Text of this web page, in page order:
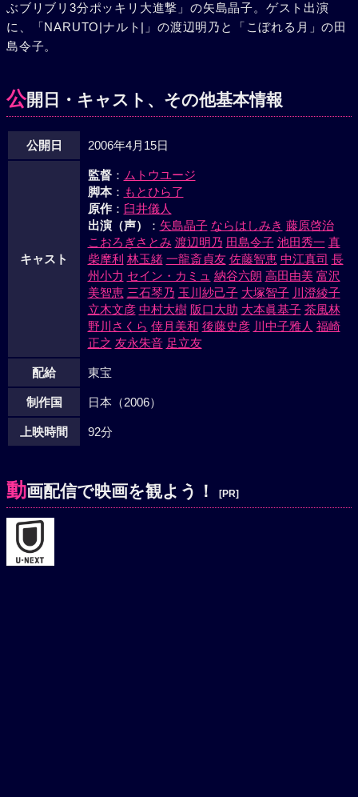
ぶブリブリ3分ポッキリ大進撃」の矢島晶子。ゲスト出演
に、「NARUTO|ナルト|」の渡辺明乃と「こぼれる月」の田
島令子。
公開日・キャスト、その他基本情報
公開日 2006年4月15日
キャスト
監督： ムトウユージ
脚本： もとひら了
原作： 臼井儀人
出演（声）
： 矢島晶子 ならはしみき 藤原啓治
こおろぎさとみ 渡辺明乃 田島令子 池田秀一 真
柴摩利 林玉緒 一龍斎貞友 佐藤智恵 中江真司 長
州小力 セイン・カミュ 納谷六朗 高田由美 富沢
美智恵 三石琴乃 玉川紗己子 大塚智子 川澄綾子
立木文彦 中村大樹 阪口大助 大本眞基子 茶風林
野川さくら 倖月美和 後藤史彦 川中子雅人 福崎
正之 友永朱音 足立友
配給 東宝
制作国 日本（2006）
上映時間 92分
動画配信で映画を観よう！ [PR]